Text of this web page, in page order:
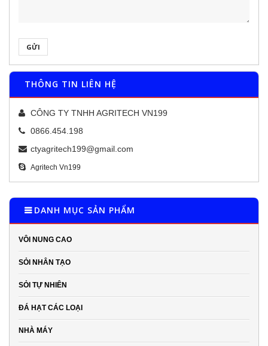
GỬI
THÔNG TIN LIÊN HỆ
CÔNG TY TNHH AGRITECH VN199
0866.454.198
ctyagritech199@gmail.com
Agritech Vn199
DANH MỤC SẢN PHẨM
VÔI NUNG CAO
SỎI NHÂN TẠO
SỎI TỰ NHIÊN
ĐÁ HẠT CÁC LOẠI
NHÀ MÁY